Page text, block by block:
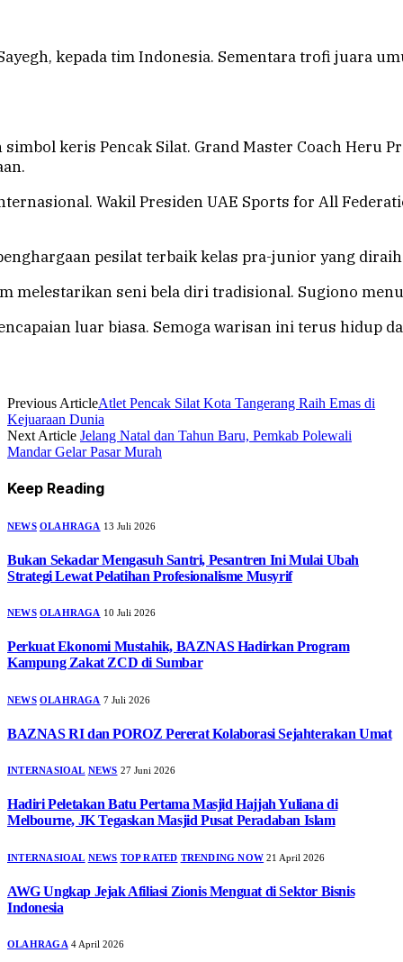
kepada tim Indonesia. Sementara trofi juara
keris Pencak Silat. Grand Master Coach Heru
Wakil Presiden UAE Sports for All
pesilat terbaik kelas pra-junior yang
seni bela diri tradisional. Sugiono
luar biasa. Semoga warisan ini terus hidup
Previous ArticleAtlet Pencak Silat Kota Tangerang Raih Emas di
Kejuaraan Dunia
Next Article Jelang Natal dan Tahun Baru, Pemkab Polewali
Mandar Gelar Pasar Murah
Keep Reading
NEWS OLAHRAGA 13 Juli 2026
Bukan Sekadar Mengasuh Santri, Pesantren Ini Mulai Ubah
Strategi Lewat Pelatihan Profesionalisme Musyrif
NEWS OLAHRAGA 10 Juli 2026
Perkuat Ekonomi Mustahik, BAZNAS Hadirkan Program
Kampung Zakat ZCD di Sumbar
NEWS OLAHRAGA 7 Juli 2026
BAZNAS RI dan POROZ Pererat Kolaborasi Sejahterakan Umat
INTERNASIOAL NEWS 27 Juni 2026
Hadiri Peletakan Batu Pertama Masjid Hajjah Yuliana di
Melbourne, JK Tegaskan Masjid Pusat Peradaban Islam
INTERNASIOAL NEWS TOP RATED TRENDING NOW 21 April 2026
AWG Ungkap Jejak Afiliasi Zionis Menguat di Sektor Bisnis
Indonesia
OLAHRAGA 4 April 2026